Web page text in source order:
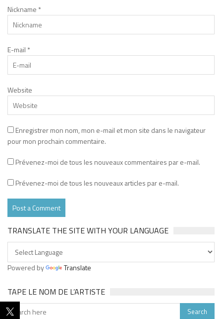
Nickname *
E-mail *
Website
Enregistrer mon nom, mon e-mail et mon site dans le navigateur
pour mon prochain commentaire.
Prévenez-moi de tous les nouveaux commentaires par e-mail.
Prévenez-moi de tous les nouveaux articles par e-mail.
TRANSLATE THE SITE WITH YOUR LANGUAGE
Powered by Translate
TAPE LE NOM DE L’ARTISTE